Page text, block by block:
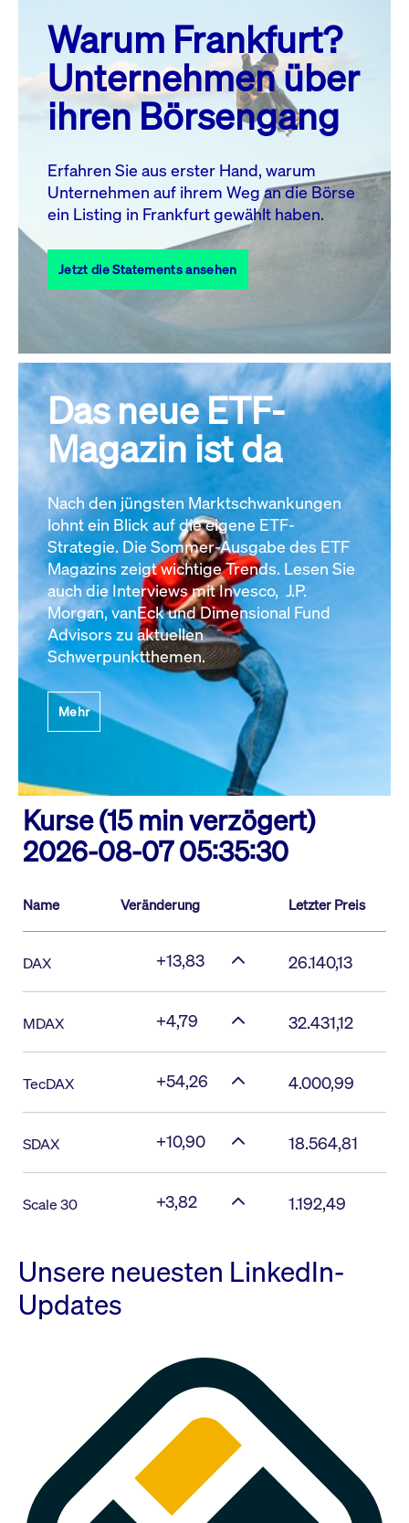
MO. DI. MI. DO. FR. SA. SO.
1
2
3
4 5 6 7 8
10 11 13 14
17
18 19 20 21 22
23
27 28
31
Alle Events
Warum Frankfurt?
Unternehmen über
ihren Börsengang
Erfahren Sie aus erster Hand, warum
Unternehmen auf ihrem Weg an die Börse
ein Listing in Frankfurt gewählt haben.
Jetzt die Statements ansehen
Das neue ETF-
Magazin ist da
Nach den jüngsten Marktschwankungen
lohnt ein Blick auf die eigene ETF-
Strategie. Die Sommer-Ausgabe des ETF
Magazins zeigt wichtige Trends. Lesen Sie
auch die Interviews mit Invesco, J.P.
Morgan, vanEck und Dimensional Fund
Advisors zu aktuellen
Schwerpunktthemen.
Mehr
Kurse (15 min verzögert)
2026-08-07 05:35:30
Name Veränderung Letzter Preis
DAX +13,83 26.140,13
MDAX +4,79 32.431,12
TecDAX +54,26 4.000,99
SDAX +10,90 18.564,81
Scale 30 +3,82 1.192,49
Unsere neuesten LinkedIn-
Updates